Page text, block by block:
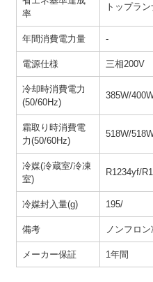
率
トップラ
年間消費電力量 -
電源仕様 三相200V
冷却時消費電力
(50/60Hz)
385W/
霜取り時消費電
力(50/60Hz)
518W/
冷媒(冷蔵室/冷凍
室)
R1234yf/
冷媒封入量(g) 195/
備考 ノンフロ
メーカー保証 1年間